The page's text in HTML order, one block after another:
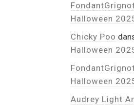
Halloween
Chicky Poo
Halloween
Halloween
Audrey Light